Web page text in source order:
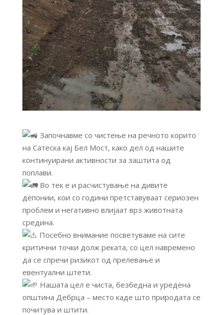
Започнавме со чистење на речното корито
на Сатеска кај Бел Мост, како дел од нашите
континуирани активности за заштита од
поплави.
Во тек е и расчистување на дивите
депонии, кои со години претставуваат сериозен
проблем и негативно влијаат врз животната
средина.
Посебно внимание посветуваме на сите
критични точки долж реката, со цел навремено
да се спречи ризикот од прелевање и
евентуални штети.
Нашата цел е чиста, безбедна и уредена
општина Дебрца – место каде што природата се
почитува и штити.